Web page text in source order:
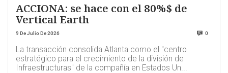
ACCIONA: se hace con el 80%$ de
Vertical Earth
9 De Julio De 2026 0
La transacción consolida Atlanta como el "centro
estratégico para el crecimiento de la división de
Infraestructuras" de la compañía en Estados Un...